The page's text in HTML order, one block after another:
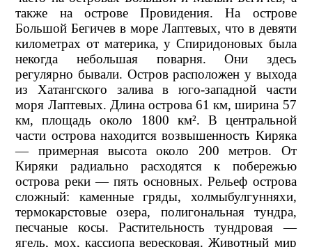
также на острове Провидения. На острове
Большой Бегичев в море Лаптевых, что в девяти
километрах от материка, у Спиридоновых была
некогда небольшая поварня. Они здесь
регулярно бывали. Остров расположен у выхода
из Хатангского залива в юго-западной части
моря Лаптевых. Длина острова 61 км, ширина 57
км, площадь около 1800 км². В центральной
части острова находится возвышенность Киряка
— примерная высота около 200 метров. От
Киряки радиально расходятся к побережью
острова реки — пять основных. Рельеф острова
сложный: каменные гряды, холмыбулгунняхи,
термокарстовые озера, полигональная тундра,
песчаные косы. Растительность тундровая —
ягель, мох, кассиопа вересковая. Животный мир